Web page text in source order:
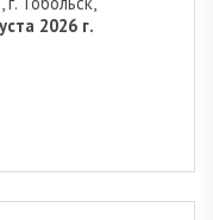
2026 г.